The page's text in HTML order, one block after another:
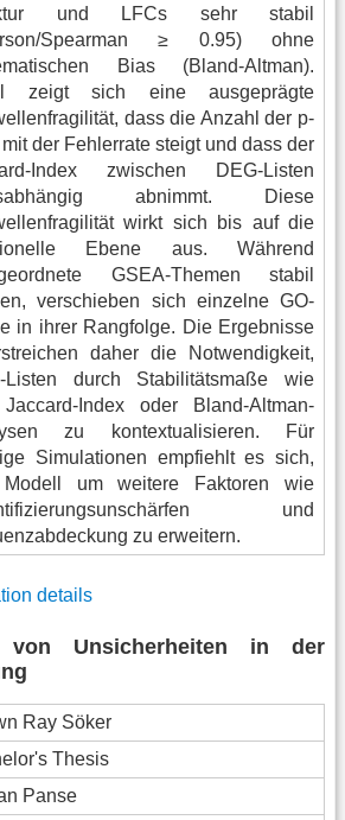
und LFCs sehr stabil
Spearman ≥ 0.95) ohne
Bias (Bland-Altman).
zeigt sich eine ausgeprägte
dass die Anzahl der p-
der Fehlerrate steigt und dass der
Index zwischen DEG-Listen
abnimmt. Diese
wirkt sich bis auf die
Ebene aus. Während
GSEA-Themen stabil
verschieben sich einzelne GO-
in ihrer Rangfolge. Die Ergebnisse
daher die Notwendigkeit,
Listen durch Stabilitätsmaße wie
Index oder Bland-Altman-
zu kontextualisieren. Für
Simulationen empfiehlt es sich,
um weitere Faktoren wie
und
zu erweitern.
details
von Unsicherheiten in der
Ray Söker
Thesis
Panse